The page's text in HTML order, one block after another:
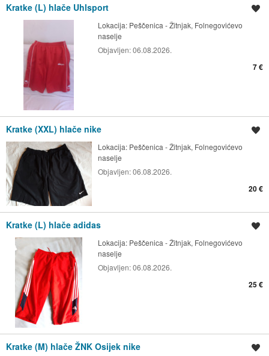
Kratke (L) hlače Uhlsport
Lokacija: Peščenica - Žitnjak, Folnegovićevo
naselje
Objavljen:06.08.2026.
7 €
Kratke (XXL) hlače nike
Lokacija: Peščenica - Žitnjak, Folnegovićevo
naselje
Objavljen:06.08.2026.
20 €
Kratke (L) hlače adidas
Lokacija: Peščenica - Žitnjak, Folnegovićevo
naselje
Objavljen:06.08.2026.
25 €
Kratke (M) hlače ŽNK Osijek nike